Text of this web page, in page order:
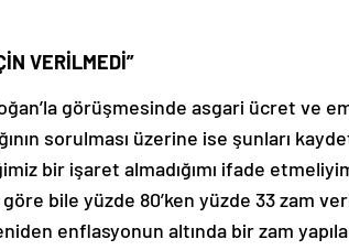
VERİLMEDİ”
görüşmesinde asgari ücret ve
sorulması üzerine ise şunları
bir işaret almadığımı ifade
bile yüzde 80’ken yüzde 33 zam
enflasyonun altında bir zam